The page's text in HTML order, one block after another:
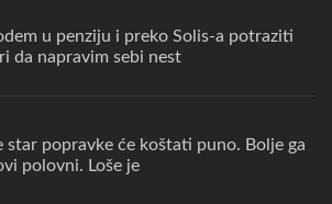
u penziju i preko Solis-a potraziti
da napravim sebi nest
star popravke će koštati puno. Bolje ga
polovni. Loše je